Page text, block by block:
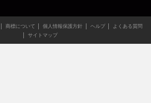
商標について 個人情報保護方針 ヘルプ
よくある質問
サイトマップ